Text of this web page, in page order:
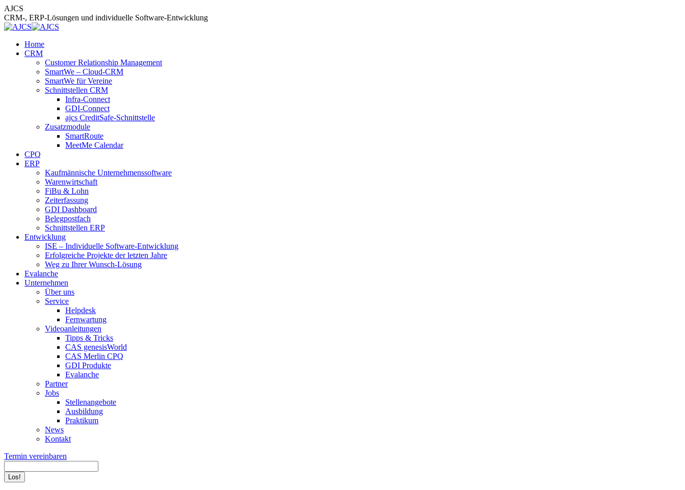
Zum
Inhalt
springen
AJCS
CRM-, ERP-Lösungen und individuelle Software-Entwicklung
Home
CRM
Customer Relationship Management
SmartWe – Cloud-CRM
SmartWe für Vereine
Schnittstellen CRM
Infra-Connect
GDI-Connect
ajcs CreditSafe-Schnittstelle
Zusatzmodule
SmartRoute
MeetMe Calendar
CPQ
ERP
Kaufmännische Unternehmenssoftware
Warenwirtschaft
FiBu & Lohn
Zeiterfassung
GDI Dashboard
Belegpostfach
Schnittstellen ERP
Entwicklung
ISE – Individuelle Software-Entwicklung
Erfolgreiche Projekte der letzten Jahre
Weg zu Ihrer Wunsch-Lösung
Evalanche
Unternehmen
Über uns
Service
Helpdesk
Fernwartung
Videoanleitungen
Tipps & Tricks
CAS genesisWorld
CAS Merlin CPQ
GDI Produkte
Evalanche
Partner
Jobs
Stellenangebote
Ausbildung
Praktikum
News
Kontakt
Termin vereinbaren